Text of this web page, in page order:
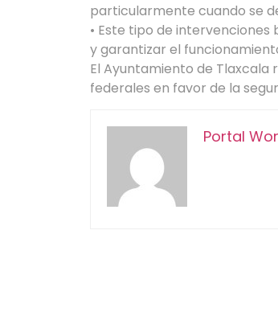
particularmente cuando se
• Este tipo de
y garantizar el
El Ayuntamiento de Tlaxcala
federales en favor de la
Portal